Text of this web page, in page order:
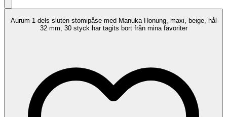
Aurum 1-dels sluten stomipåse med Manuka Honung, maxi, beige, hål
32 mm, 30 styck har tagits bort från mina favoriter